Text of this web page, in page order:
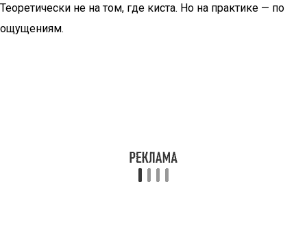
Теоретически не на том, где киста. Но на практике — по
ощущениям.